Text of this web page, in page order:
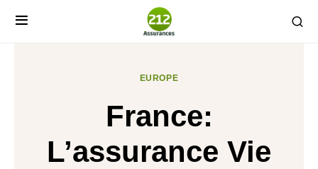
EUROPE
France:
L’assurance Vie